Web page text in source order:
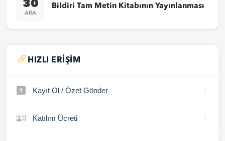
30
ARA
Bildiri Tam Metin Kitabının Yayınlanması
HIZLI ERIŞIM
Kayıt Ol / Özet Gönder
Katılım Ücreti